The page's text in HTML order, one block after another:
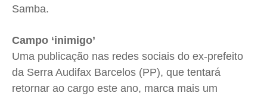
Samba.
Campo ‘inimigo’
Uma publicação nas redes sociais do ex-prefeito
da Serra Audifax Barcelos (PP), que tentará
retornar ao cargo este ano, marca mais um